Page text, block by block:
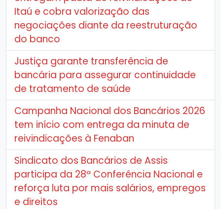
Itaú e cobra valorização das
negociações diante da reestruturação
do banco
Justiça garante transferência de
bancária para assegurar continuidade
de tratamento de saúde
Campanha Nacional dos Bancários 2026
tem início com entrega da minuta de
reivindicações à Fenaban
Sindicato dos Bancários de Assis
participa da 28ª Conferência Nacional e
reforça luta por mais salários, empregos
e direitos